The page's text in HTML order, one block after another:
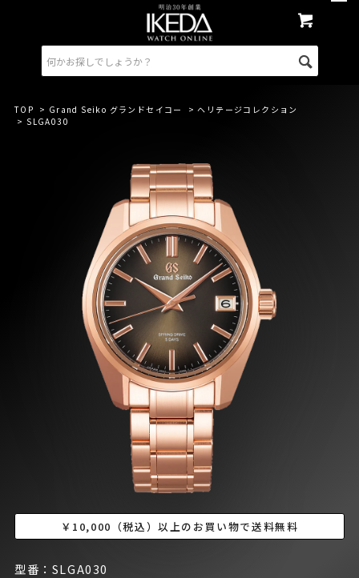
TOP > Grand Seiko グランドセイコー >ヘリテージコレクション
> SLGA030
￥10,000（税込）以上のお買い物で送料無料
型番：SLGA030